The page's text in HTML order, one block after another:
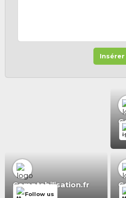
Comptabilisation.fr
Follow us